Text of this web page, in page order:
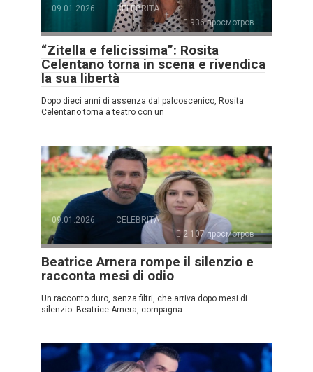
09.01.2026
CELEBRITÀ
936 просмотров
“Zitella e felicissima”: Rosita
Celentano torna in scena e rivendica
la sua libertà
Dopo dieci anni di assenza dal palcoscenico, Rosita
Celentano torna a teatro con un
09.01.2026
CELEBRITÀ
2.107 просмотров
Beatrice Arnera rompe il silenzio e
racconta mesi di odio
Un racconto duro, senza filtri, che arriva dopo mesi di
silenzio. Beatrice Arnera, compagna